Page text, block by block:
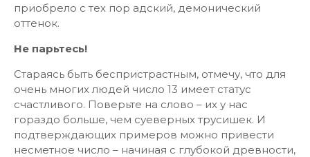
приобрело с тех пор адский, демонический
оттенок.
Не парьтесь!
Стараясь быть беспристрастным, отмечу, что для
очень многих людей число 13 имеет статус
счастливого. Поверьте на слово – их у нас
гораздо больше, чем суеверных трусишек. И
подтверждающих примеров можно привести
несметное число – начиная с глубокой древности,